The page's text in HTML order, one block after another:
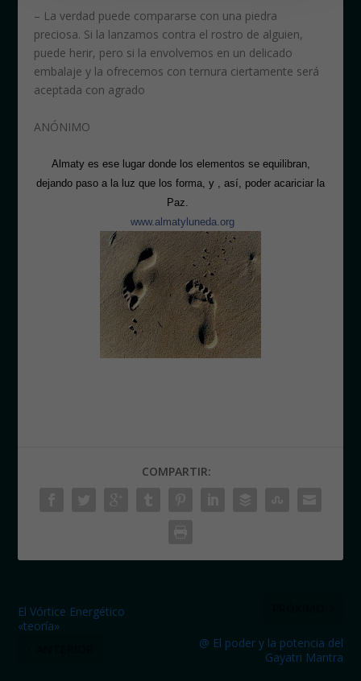
– La verdad puede compararse con una piedra
preciosa. Si la lanzamos contra el rostro de alguien,
puede herir, pero si la envolvemos en un delicado
embalaje y la ofrecemos con ternura ciertamente será
aceptada con agrado
ANÓNIMO
Almaty es ese lugar donde los elementos se equilibran,
dejando paso a la luz que los forma, y , así, poder acariciar la
Paz.
www.almatyluneda.org
COMPARTIR:
El Vórtice Energético
«teoría»
@ El poder y la potencia del
Gayatri Mantra